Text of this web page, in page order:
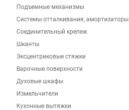
Подъемные механизмы
Системы отталкивания, амортизаторы
Соединительный крепеж
Шканты
Эксцентриковые стяжки
Варочные поверхности
Духовые шкафы
Измельчители
Кухонные вытяжки